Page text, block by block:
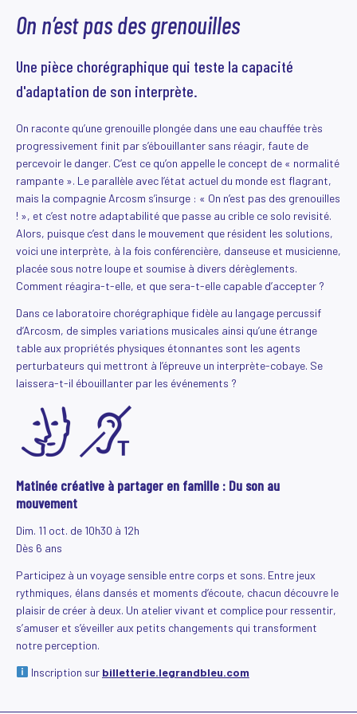
On n’est pas des grenouilles
Une pièce chorégraphique qui teste la capacité
d'adaptation de son interprète.
On raconte qu’une grenouille plongée dans une eau chauffée très
progressivement finit par s’ébouillanter sans réagir, faute de
percevoir le danger. C’est ce qu’on appelle le concept de « normalité
rampante ». Le parallèle avec l’état actuel du monde est flagrant,
mais la compagnie Arcosm s’insurge : « On n’est pas des grenouilles
! », et c’est notre adaptabilité que passe au crible ce solo revisité.
Alors, puisque c’est dans le mouvement que résident les solutions,
voici une interprète, à la fois conférencière, danseuse et musicienne,
placée sous notre loupe et soumise à divers dérèglements.
Comment réagira-t-elle, et que sera-t-elle capable d’accepter ?
Dans ce laboratoire chorégraphique fidèle au langage percussif
d’Arcosm, de simples variations musicales ainsi qu’une étrange
table aux propriétés physiques étonnantes sont les agents
perturbateurs qui mettront à l’épreuve un interprète-cobaye. Se
laissera-t-il ébouillanter par les événements ?
Matinée créative à partager en famille : Du son au
mouvement
Dim. 11 oct. de 10h30 à 12h
Dès 6 ans
Participez à un voyage sensible entre corps et sons. Entre jeux
rythmiques, élans dansés et moments d’écoute, chacun découvre le
plaisir de créer à deux. Un atelier vivant et complice pour ressentir,
s’amuser et s’éveiller aux petits changements qui transforment
notre perception.
Inscription sur billetterie.legrandbleu.com